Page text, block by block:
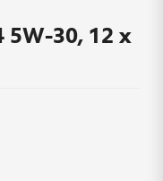
5W-30, 12 x